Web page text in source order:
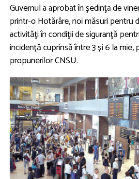
Guvernul a aprobat în şedinţa de
printr-o Hotărâre, noi măsuri pentru
activităţi în condiţii de siguranţă
incidenţă cuprinsă între 3 şi 6 la mie,
propunerilor CNSU.